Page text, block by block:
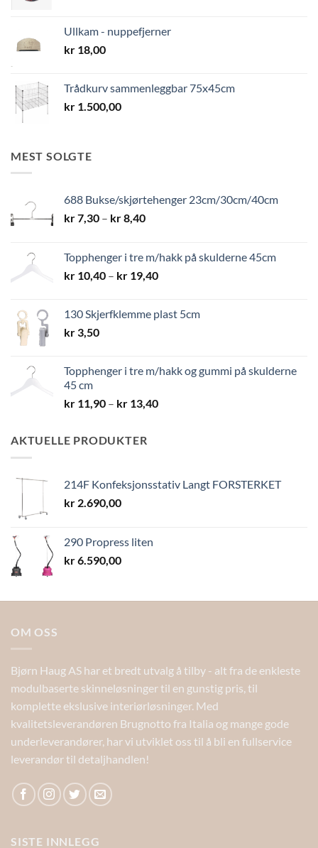
Ullkam - nuppefjerner
kr 18,00
Trådkurv sammenleggbar 75x45cm
kr 1.500,00
MEST SOLGTE
688 Bukse/skjørtehenger 23cm/30cm/40cm
kr7,30 – kr8,40Prisområde:
kr 8,40
Topphenger i tre m/hakk på skulderne 45cm
kr 10,40 – kr 19,40Prisområde:
kr 19,40
130 Skjerfklemme plast 5cm
kr 3,50
Topphenger i tre m/hakk og gummi på skulderne
45 cm
kr 11,90 – kr 13,40Prisområde:
AKTUELLE PRODUKTER
214F Konfeksjonsstativ Langt FORSTERKET
kr 2.690,00
290 Propress liten
kr6.590,00
OM OSS
Bjørn Haug AS har et bredt utvalg å tilby - alt fra de enkleste
modulbaserte skinneløsninger til en gunstig pris, til
komplette ekslusive interiørløsninger. Med
kvalitetsleverandøren Brugnotto fra Italia og mange gode
underleverandører, har vi utviklet oss til å bli en fullservice
leverandør til detaljhandlen!
SISTE INNLEGG